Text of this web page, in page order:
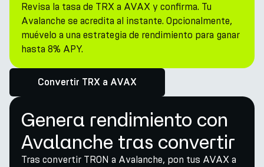
Revisa la tasa de TRX a AVAX y confirma. Tu
Avalanche se acredita al instante. Opcionalmente,
muévelo a una estrategia de rendimiento para ganar
hasta 8% APY.
Convertir TRX a AVAX
Genera rendimiento con
Avalanche tras convertir
Tras convertir TRON a Avalanche, pon tus AVAX a